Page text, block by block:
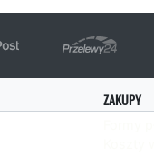
ZAKUPY